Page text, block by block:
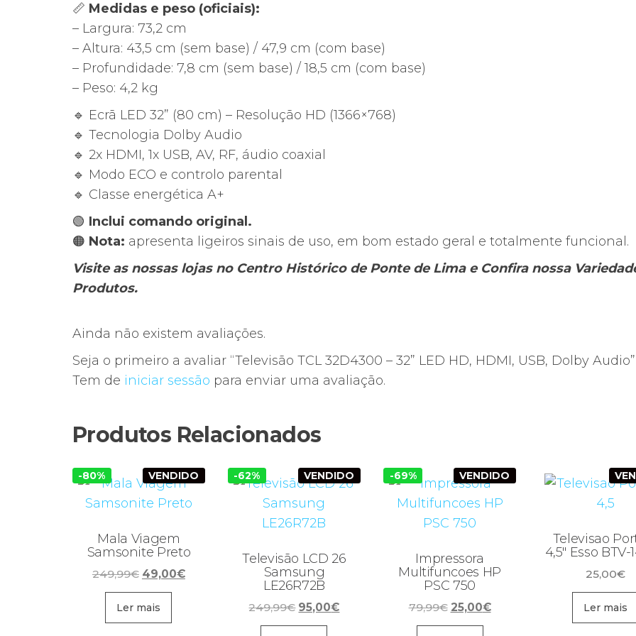
📏 Medidas e peso (oficiais):
– Largura: 73,2 cm
– Altura: 43,5 cm (sem base) / 47,9 cm (com base)
– Profundidade: 7,8 cm (sem base) / 18,5 cm (com base)
– Peso: 4,2 kg
🔹 Ecrã LED 32” (80 cm) – Resolução HD (1366×768)
🔹 Tecnologia Dolby Audio
🔹 2x HDMI, 1x USB, AV, RF, áudio coaxial
🔹 Modo ECO e controlo parental
🔹 Classe energética A+
🟢 Inclui comando original.
🟠 Nota: apresenta ligeiros sinais de uso, em bom estado geral e totalmente funcional.
Visite as nossas lojas no Centro Histórico de Ponte de Lima e Confira nossa
Produtos.
Ainda não existem avaliações.
Seja o primeiro a avaliar “Televisão TCL 32D4300 – 32” LED HD, HDMI, USB, Dolby Audio”
Tem de iniciar sessão para enviar uma avaliação.
Produtos Relacionados
-80% VENDIDO
Mala Viagem
Samsonite Preto
249,99€ O
preço
original
era:
49,00€O
Ler mais
-62% VENDIDO
Televisão LCD 26
Samsung
LE26R72B
249,99€ O
preço
95,00€O
-69% VENDIDO
Impressora
Multifuncoes HP
PSC 750
79,99€ O
preço
25,00€O
Televisao
4,5″ Esso BTV-
25,00€
Ler mais